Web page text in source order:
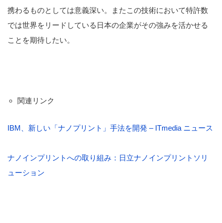
携わるものとしては意義深い。またこの技術において特許数
では世界をリードしている日本の企業がその強みを活かせる
ことを期待したい。
関連リンク
IBM、新しい「ナノプリント」手法を開発 – ITmedia ニュース
ナノインプリントへの取り組み：日立ナノインプリントソリ
ューション